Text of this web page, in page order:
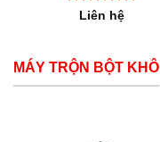
Rated 5.00
Liên hệ
MÁY TRỘN BỘT KHÔ